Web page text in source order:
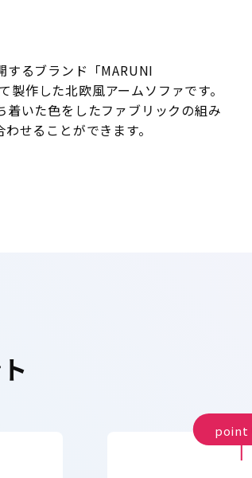
するブランド「MARUNI
作した北欧風アームソファです。
いた色をしたファブリックの組み
せることができます。
point